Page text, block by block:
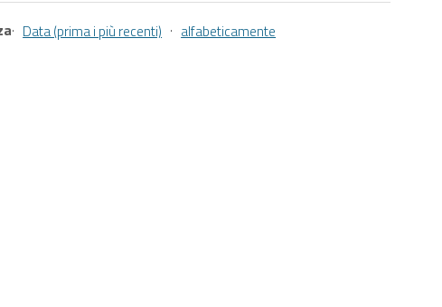
· Data (prima i più recenti) · alfabeticamente